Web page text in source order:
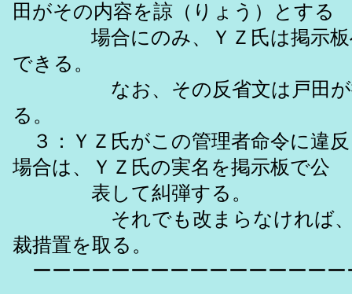
田がその内容を諒（りょう）とする
場合にのみ、ＹＺ氏は掲示板
できる。
なお、その反省文は戸田が掲
る。
３：ＹＺ氏がこの管理者命令に違
場合は、ＹＺ氏の実名を掲示板で公
表して糾弾する。
それでも改まらなければ、
裁措置を取る。
ーーーーーーーーーーーーーーーー